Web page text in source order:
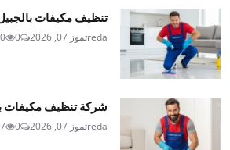
تنظيف مكيفات
redaتموز 07, 2026 0
شركة تنظيف مكيفات
redaتموز 07, 2026 0